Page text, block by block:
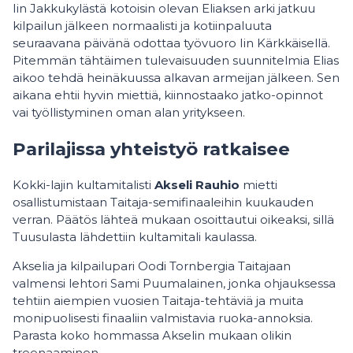
Iin Jakkukylästä kotoisin olevan Eliaksen arki jatkuu
kilpailun jälkeen normaalisti ja kotiinpaluuta
seuraavana päivänä odottaa työvuoro Iin Kärkkäisellä.
Pitemmän tähtäimen tulevaisuuden suunnitelmia Elias
aikoo tehdä heinäkuussa alkavan armeijan jälkeen. Sen
aikana ehtii hyvin miettiä, kiinnostaako jatko-opinnot
vai työllistyminen oman alan yritykseen.
Parilajissa yhteistyö ratkaisee
Kokki-lajin kultamitalisti Akseli Rauhio mietti
osallistumistaan Taitaja-semifinaaleihin kuukauden
verran. Päätös lähteä mukaan osoittautui oikeaksi, sillä
Tuusulasta lähdettiin kultamitali kaulassa.
Akselia ja kilpailupari Oodi Tornbergia Taitajaan
valmensi lehtori Sami Puumalainen, jonka ohjauksessa
tehtiin aiempien vuosien Taitaja-tehtäviä ja muita
monipuolisesti finaaliin valmistavia ruoka-annoksia.
Parasta koko hommassa Akselin mukaan olikin